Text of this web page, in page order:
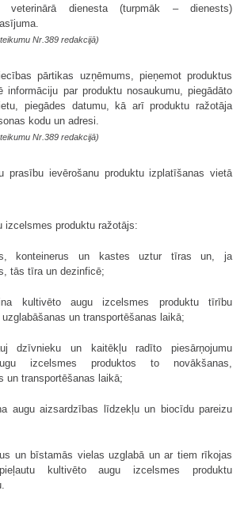
dienesta (turpmāk – dienests)
Nr.389 redakcijā)
pārtikas uzņēmums, pieņemot produktus
informāciju par produktu nosaukumu, piegādāto
piegādes datumu, kā arī produktu ražotāja
kodu un adresi.
Nr.389 redakcijā)
prasību ievērošanu produktu izplatīšanas vietā
izcelsmes produktu ražotājs:
konteinerus un kastes uztur tīras un, ja
tās tīra un dezinficē;
kultivēto augu izcelsmes produktu tīrību
un transportēšanas laikā;
dzīvnieku un kaitēkļu radīto piesārņojumu
izcelsmes produktos to novākšanas,
un transportēšanas laikā;
augu aizsardzības līdzekļu un biocīdu pareizu
un bīstamās vielas uzglabā un ar tiem rīkojas
kultivēto augu izcelsmes produktu